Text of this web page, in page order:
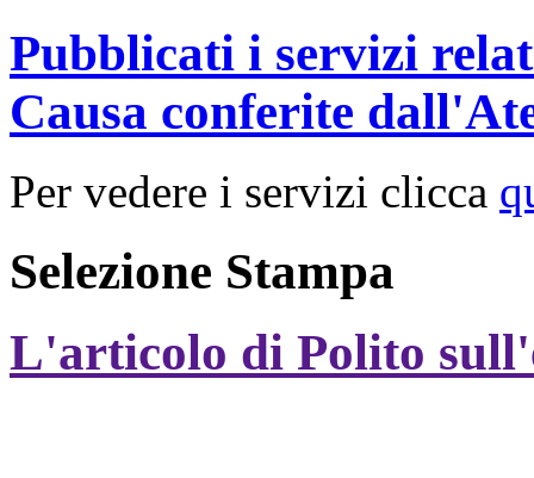
Pubblicati i servizi
Causa conferite
Per vedere i servizi clicca
Selezione Stampa
L'articolo di Polito